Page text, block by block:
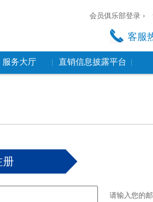
会员俱乐部登录
客服
服务大厅 直销信息披露平台
册
请输入您的